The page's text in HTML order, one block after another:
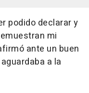
podido declarar y
mi
ante un buen
a la